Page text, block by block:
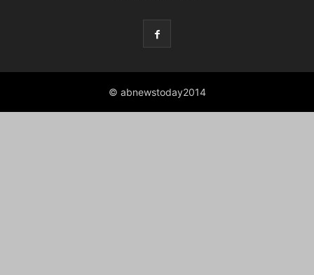
© abnewstoday2014